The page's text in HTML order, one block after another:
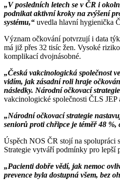
„V posledních letech se v ČR i
podnikat aktivní kroky na zvýšení
systému,“ uvedla hlavní hygienička
Význam očkování potvrzují i data
má již přes 32 tisíc žen. Vysoké
komplikací dvojnásobné.
„Česká vakcinologická společnost
vidím, jak zásadní roli hraje
následky. Národní očkovací
vakcinologické společnosti ČLS
„Národní očkovací strategie
seniorů proti chřipce je téměř 48
Úspěch NOS ČR stojí na spolupráci
Strategie vytváří podmínky pro
„Pacienti dobře vědí, jak nemoc
prevence byla dostupná všem, bez